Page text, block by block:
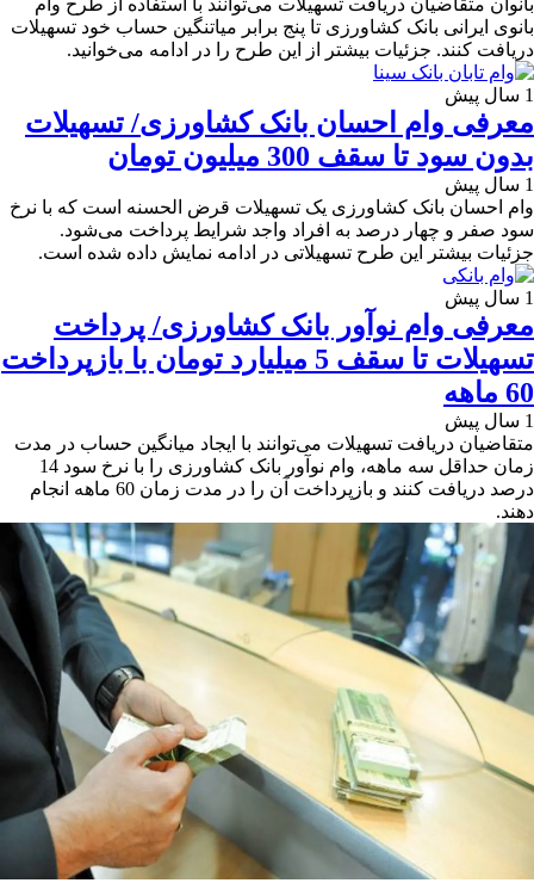
بانوان متقاضیان دریافت تسهیلات می‌توانند با استفاده از طرح وام
بانوی ایرانی بانک کشاورزی تا پنج برابر میاتنگین حساب خود تسهیلات
دریافت کنند. جزئیات بیشتر از این طرح را در ادامه می‌خوانید.
1 سال پیش
معرفی وام احسان بانک کشاورزی/ تسهیلات
بدون سود تا سقف 300 میلیون تومان
1 سال پیش
وام احسان بانک کشاورزی یک تسهیلات قرض الحسنه است که با نرخ
سود صفر و چهار درصد به افراد واجد شرایط پرداخت می‌شود.
جزئیات بیشتر این طرح تسهیلاتی در ادامه نمایش داده شده است.
1 سال پیش
معرفی وام نوآور بانک کشاورزی/ پرداخت
تسهیلات تا سقف 5 میلیارد تومان با بازپرداخت
60 ماهه
1 سال پیش
متقاضیان دریافت تسهیلات می‌توانند با ایجاد میانگین حساب در مدت
زمان حداقل سه ماهه، وام نوآور بانک کشاورزی را با نرخ سود 14
درصد دریافت کنند و بازپرداخت آن را در مدت زمان 60 ماهه انجام
دهند.